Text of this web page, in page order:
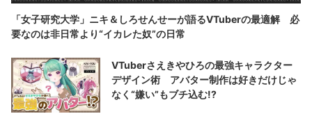
「女子研究大学」ニキ＆しろせんせーが語るVTuberの最適解 必
要なのは非日常より“イカレた奴”の日常
VTuberさえきやひろの最強キャラクター
デザイン術 アバター制作は好きだけじゃ
なく“嫌い”もブチ込む!?